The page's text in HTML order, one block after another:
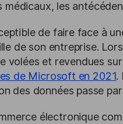
les
de faire face à
de son entreprise.
volées et revendues
de Microsoft en 2021.
des données passe
électronique